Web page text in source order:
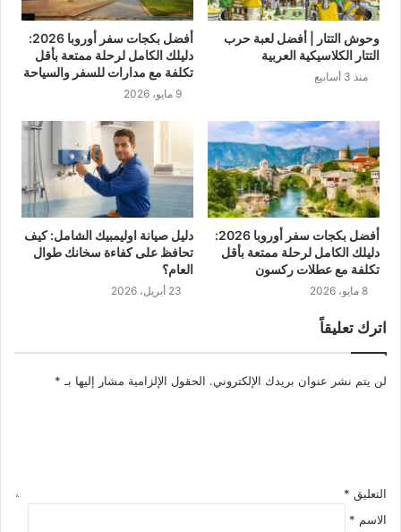
وحوش التتار | أفضل لعبة حرب
التتار الكلاسيكية العربية
منذ 3 أسابيع
أفضل بكجات سفر أوروبا 2026:
دليلك الكامل لرحلة ممتعة بأقل
تكلفة مع مدارات للسفر والسياحة
9 مايو، 2026
أفضل بكجات سفر أوروبا 2026:
دليلك الكامل لرحلة ممتعة بأقل
تكلفة مع عطلات ركسون
8 مايو، 2026
دليل صيانة اوليمبيك الشامل: كيف
تحافظ على كفاءة سخانك طوال
العام؟
23 أبريل، 2026
اترك تعليقاً
لن يتم نشر عنوان بريدك الإلكتروني. الحقول الإلزامية مشار إليها بـ *
التعليق *
الاسم *